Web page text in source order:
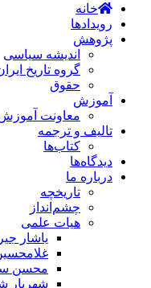
خانه
رویدادها
پژوهش
اندیشه سیاسی
گروه تاریخ
حقوق
آموزش
معاونت
تالیف و ترجمه
کتاب‌ها
دیدگاه‌ها
درباره ما
تاریخچه
چشم‌انداز
هیات علمی
یاشار
محسن
شهریار